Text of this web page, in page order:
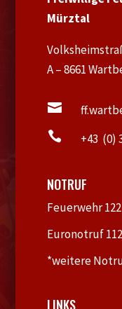
Mürztal
A – 8661

 +43 (0)
NOTRUF
Feuerwehr 122
Euronotruf 112
*weitere
LINKS